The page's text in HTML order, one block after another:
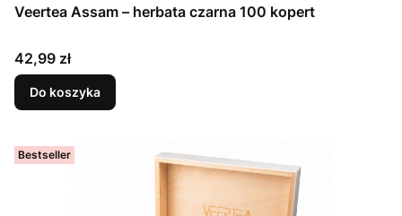
Veertea Assam – herbata czarna 100 kopert
Cena
42,99 zł
Do koszyka
Bestseller